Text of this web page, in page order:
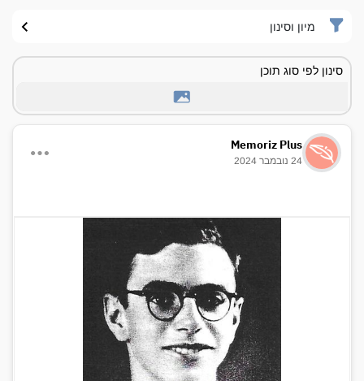
מיון וסינון
סינון לפי סוג תוכן
Memoriz Plus
24 נובמבר 2024